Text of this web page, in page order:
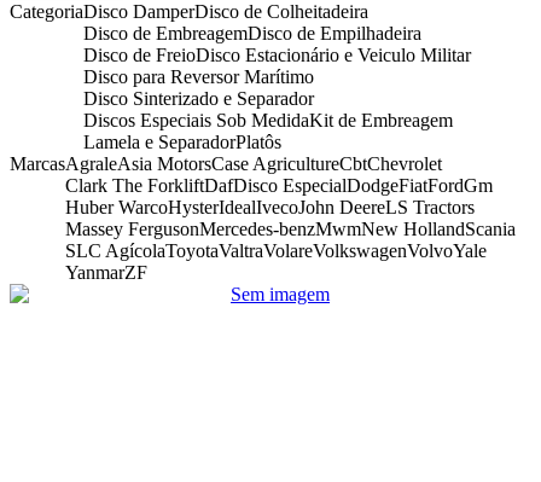
CategoriaDisco DamperDisco de Colheitadeira
Disco de EmbreagemDisco de Empilhadeira
Disco de FreioDisco Estacionário e Veiculo Militar
Disco para Reversor Marítimo
Disco Sinterizado e Separador
Discos Especiais Sob MedidaKit de Embreagem
Lamela e SeparadorPlatôs
MarcasAgraleAsia MotorsCase AgricultureCbtChevrolet
Clark The ForkliftDafDisco EspecialDodgeFiatFordGm
Huber WarcoHysterIdealIvecoJohn DeereLS Tractors
Massey FergusonMercedes-benzMwmNew HollandScania
SLC AgícolaToyotaValtraVolareVolkswagenVolvoYale
YanmarZF